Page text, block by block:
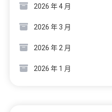
2026 年 4 月
2026 年 3 月
2026 年 2 月
2026 年 1 月